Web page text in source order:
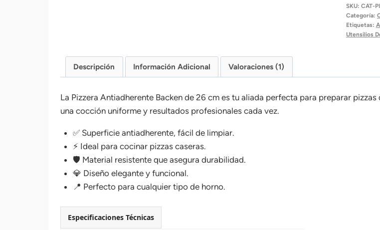
Cantidad
SKU:CAT-
Categoría:
Etiquetas:
Utensilios
Descripción Información Adicional Valoraciones (1)
La Pizzera Antiadherente Backen de 26 cm es tu aliada perfecta para preparar
una cocción uniforme y resultados profesionales cada vez.
✅ Superficie antiadherente, fácil de limpiar.
⚡ Ideal para cocinar pizzas caseras.
🛡️ Material resistente que asegura durabilidad.
💎 Diseño elegante y funcional.
📍 Perfecto para cualquier tipo de horno.
Especificaciones Técnicas